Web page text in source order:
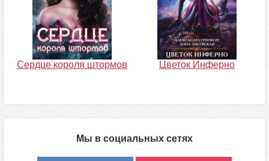
Сердце короля штормов Цветок Инферно
Мы в социальных сетях